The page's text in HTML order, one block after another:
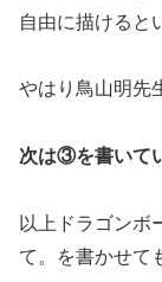
自由に描けると
やはり鳥山明先
次は③を書いて
以上ドラゴン
て。を書かせて